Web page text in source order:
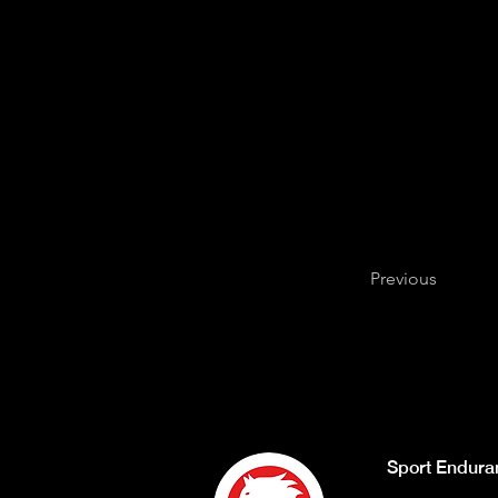
Previous
Sport